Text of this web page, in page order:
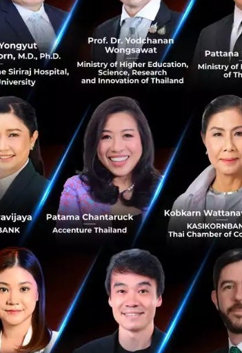
เกี่ยวข้อ...
กุมภาพันธ์ 12, 2022
Techsauce Team
0
TS Video web3.0 Case Study blockchain Smart Contract
กรณีศึกษา CPANEL : ทำอย่างไร เมื่อเทคโนโลยีเดิมใน
ท้องตลาด ตอบโจทย์ความต้องการขององค์กรได้ไม่มาก
พอ ?
กรณีศึกษา CPANEL : ทำอย่างไร เมื่อเทคโนโลยีเดิมในท้อง
ตลาด ตอบโจทย์ความต้องการของลูกค้าได้ไม่มากพอ...
มีนาคม 1, 2021 | ByTechsauce Team
634
case-study corporate-innovation
เหมือนเดิม หรือ เปลี่ยนไป? บทเรียนจากอู่ฮั่น หลังรัฐ
ผ่อนคลายมาตรการล็อคดาวน์
ทางรัฐบาลจีนได้ผ่อนคลายมาตรการล็อคดาวน์ในอู่ฮั่นลงหลัง
จากถูกปิดลงมากกว่า 10 อาทิตย์ ซึ่งหลาย ๆ ประเทศทั่วโลกก็